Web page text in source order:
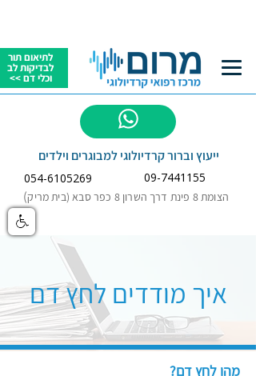
לתיאום תור
לבדיקות לב
וכלי דם >>
הצומת 8 פינת דרך השרון 8 כפר סבא (בית מריק )
054-6105269 09-7441155
ייעוץ וברור קרדיולוגי למבוגרים וילדים
לשאלות
איך מודדים לחץ דם
מהו לחץ דם?